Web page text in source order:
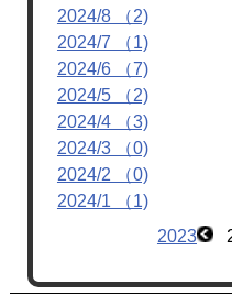
2024/8 （2)
2024/7 （1)
2024/6 （7)
2024/5 （2)
2024/4 （3)
2024/3 （0)
2024/2 （0)
2024/1 （1)
2023